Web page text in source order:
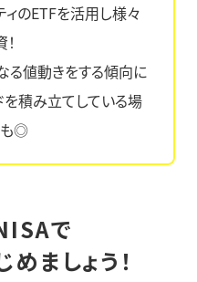
ィのETFを活用し様々
る値動きをする傾向に
を積み立てしている場
も◎
で
ましょう！